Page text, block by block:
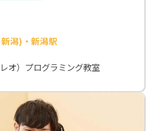
潟)・新潟駅
オ）プログラミング教室